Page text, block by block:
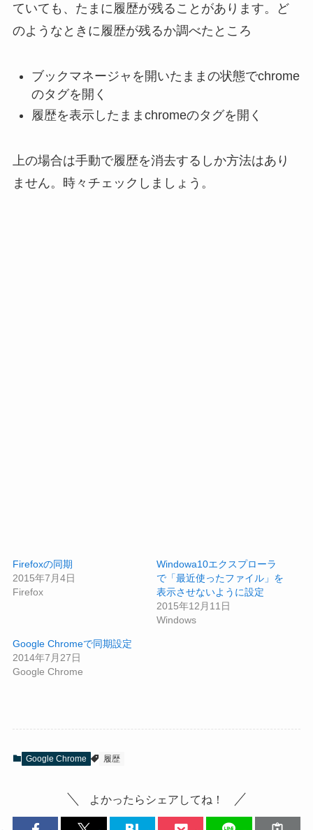
ていても、たまに履歴が残ることがあります。ど
のようなときに履歴が残るか調べたところ
ブックマネージャを開いたままの状態でchrome
のタグを開く
履歴を表示したままchromeのタグを開く
上の場合は手動で履歴を消去するしか方法はあり
ません。時々チェックしましょう。
Firefoxの同期
2015年7月4日
Firefox
Windowa10エクスプローラ
で「最近使ったファイル」を
表示させないように設定
2015年12月11日
Windows
Google Chromeで同期設定
2014年7月27日
Google Chrome
Google Chrome 履歴
よかったらシェアしてね！